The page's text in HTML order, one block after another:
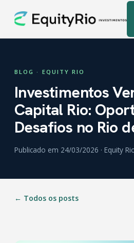
BLOG · EQUITY RIO
Investimentos
Capital Rio:
Desafios no Rio
Publicado em 24/03/2026 · Equity
← Todos os posts